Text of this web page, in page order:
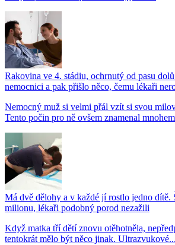
Rakovina ve 4. stádiu, ochrnutý od pasu
nemocnici a pak přišlo něco, čemu lékaři
Nemocný muž si velmi přál vzít si svou
Tento počin pro ně ovšem znamenal
Má dvě dělohy a v každé jí rostlo jedno dítě.
milionu, lékaři podobný porod nezažili
Když matka tří dětí znovu otěhotněla,
tentokrát mělo být něco jinak. Ultrazvukové...